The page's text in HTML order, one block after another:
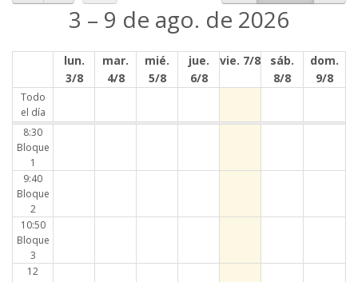
3 – 9 de ago. de 2026
lun.
3/8
mar.
4/8
mié.
5/8
jue.
6/8
vie. 7/8
sáb.
8/8
dom.
9/8
Todo
el día
8:30
Bloque
1
9:40
Bloque
2
10:50
Bloque
3
12